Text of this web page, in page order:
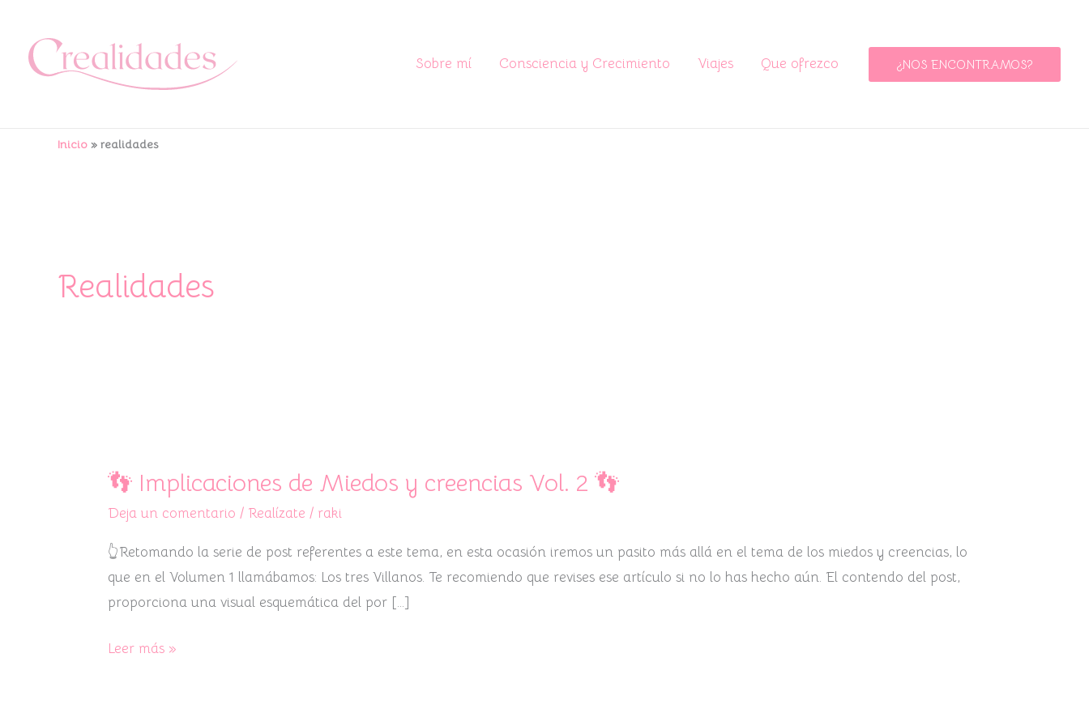
contenido
Sobre mí Consciencia y Crecimiento Viajes Que ofrezco ¿NOS ENCONTRAMOS?
Inicio realidades
Realidades
👣 Implicaciones de Miedos y creencias Vol. 2 👣
Deja un comentario / Realízate / raki
👆Retomando la serie de post referentes a este tema, en esta ocasión iremos un pasito más allá en el tema de los miedos y creencias, lo
que en el Volumen 1 llamábamos: Los tres Villanos. Te recomiendo que revises ese artículo si no lo has hecho aún. El contendo del post,
proporciona una visual esquemática del por […]
Implicaciones
de
Miedos
y
creencias
Vol.
👣
Leer más »